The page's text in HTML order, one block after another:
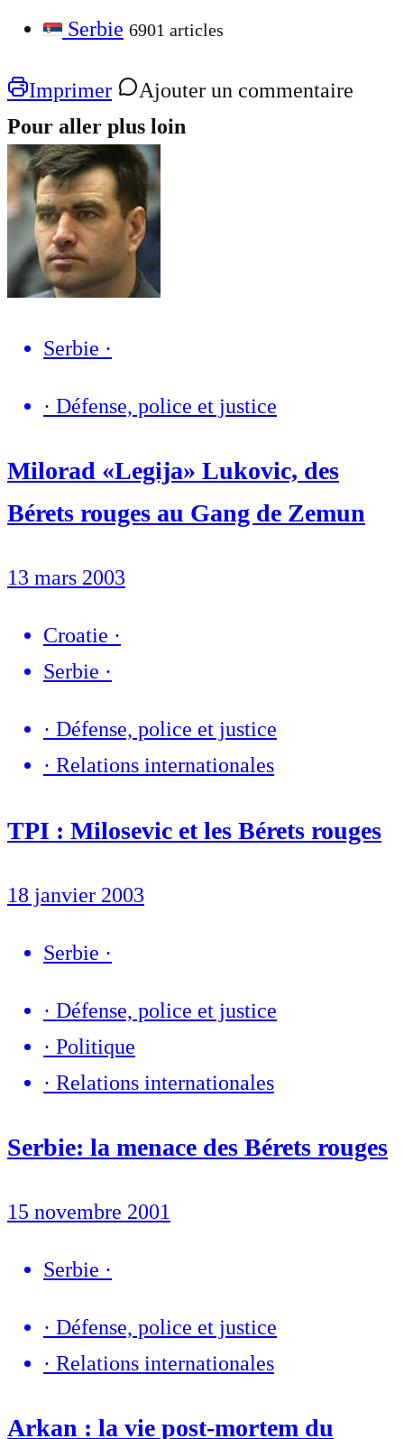
Serbie 6901 articles
Imprimer
Ajouter un commentaire
Pour aller plus loin
Serbie ·
· Défense, police et justice
Milorad «Legija» Lukovic, des
Bérets rouges au Gang de Zemun
13 mars 2003
Croatie ·
Serbie ·
· Défense, police et justice
· Relations internationales
TPI : Milosevic et les Bérets rouges
18 janvier 2003
Serbie ·
· Défense, police et justice
· Politique
· Relations internationales
Serbie: la menace des Bérets rouges
15 novembre 2001
Serbie ·
· Défense, police et justice
· Relations internationales
Arkan : la vie post-mortem du